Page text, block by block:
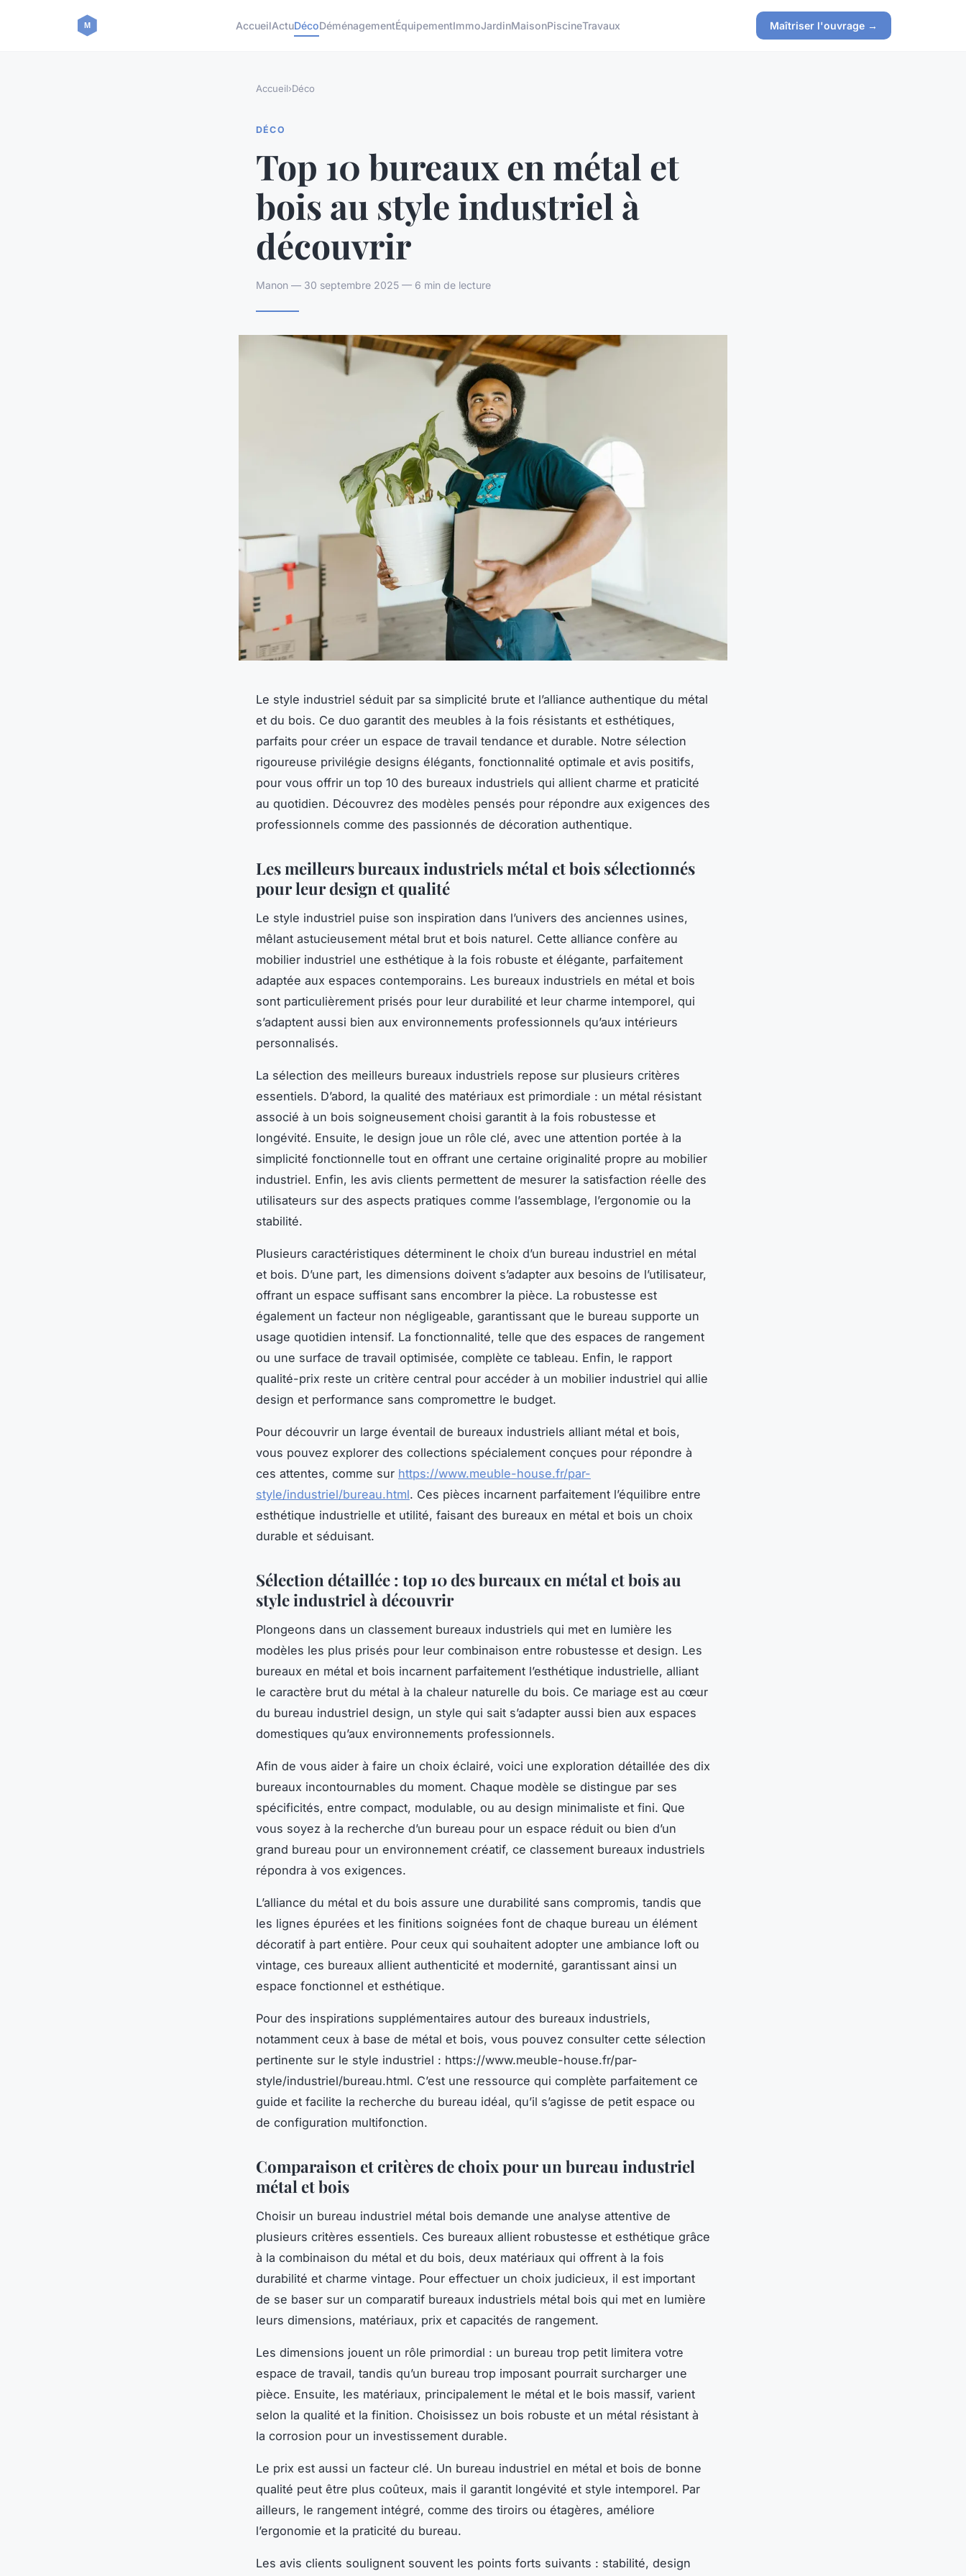
AccueilActuDécoDéménagementÉquipementImmoJardinMaisonPiscineTravaux Maîtriser l'ouvrage →
Accueil›Déco
DÉCO
Top 10 bureaux en métal et
bois au style industriel à
découvrir
Manon — 30 septembre 2025 — 6 min de lecture
Le style industriel séduit par sa simplicité brute et l’alliance authentique du métal
et du bois. Ce duo garantit des meubles à la fois résistants et esthétiques,
parfaits pour créer un espace de travail tendance et durable. Notre sélection
rigoureuse privilégie designs élégants, fonctionnalité optimale et avis positifs,
pour vous offrir un top 10 des bureaux industriels qui allient charme et praticité
au quotidien. Découvrez des modèles pensés pour répondre aux exigences des
professionnels comme des passionnés de décoration authentique.
Les meilleurs bureaux industriels métal et bois sélectionnés
pour leur design et qualité
Le style industriel puise son inspiration dans l’univers des anciennes usines,
mêlant astucieusement métal brut et bois naturel. Cette alliance confère au
mobilier industriel une esthétique à la fois robuste et élégante, parfaitement
adaptée aux espaces contemporains. Les bureaux industriels en métal et bois
sont particulièrement prisés pour leur durabilité et leur charme intemporel, qui
s’adaptent aussi bien aux environnements professionnels qu’aux intérieurs
personnalisés.
La sélection des meilleurs bureaux industriels repose sur plusieurs critères
essentiels. D’abord, la qualité des matériaux est primordiale : un métal résistant
associé à un bois soigneusement choisi garantit à la fois robustesse et
longévité. Ensuite, le design joue un rôle clé, avec une attention portée à la
simplicité fonctionnelle tout en offrant une certaine originalité propre au mobilier
industriel. Enfin, les avis clients permettent de mesurer la satisfaction réelle des
utilisateurs sur des aspects pratiques comme l’assemblage, l’ergonomie ou la
stabilité.
Plusieurs caractéristiques déterminent le choix d’un bureau industriel en métal
et bois. D’une part, les dimensions doivent s’adapter aux besoins de l’utilisateur,
offrant un espace suffisant sans encombrer la pièce. La robustesse est
également un facteur non négligeable, garantissant que le bureau supporte un
usage quotidien intensif. La fonctionnalité, telle que des espaces de rangement
ou une surface de travail optimisée, complète ce tableau. Enfin, le rapport
qualité-prix reste un critère central pour accéder à un mobilier industriel qui allie
design et performance sans compromettre le budget.
Pour découvrir un large éventail de bureaux industriels alliant métal et bois,
vous pouvez explorer des collections spécialement conçues pour répondre à
ces attentes, comme sur https://www.meuble-house.fr/par-
style/industriel/bureau.html. Ces pièces incarnent parfaitement l’équilibre entre
esthétique industrielle et utilité, faisant des bureaux en métal et bois un choix
durable et séduisant.
Sélection détaillée : top 10 des bureaux en métal et bois au
style industriel à découvrir
Plongeons dans un classement bureaux industriels qui met en lumière les
modèles les plus prisés pour leur combinaison entre robustesse et design. Les
bureaux en métal et bois incarnent parfaitement l’esthétique industrielle, alliant
le caractère brut du métal à la chaleur naturelle du bois. Ce mariage est au cœur
du bureau industriel design, un style qui sait s’adapter aussi bien aux espaces
domestiques qu’aux environnements professionnels.
Afin de vous aider à faire un choix éclairé, voici une exploration détaillée des dix
bureaux incontournables du moment. Chaque modèle se distingue par ses
spécificités, entre compact, modulable, ou au design minimaliste et fini. Que
vous soyez à la recherche d’un bureau pour un espace réduit ou bien d’un
grand bureau pour un environnement créatif, ce classement bureaux industriels
répondra à vos exigences.
L’alliance du métal et du bois assure une durabilité sans compromis, tandis que
les lignes épurées et les finitions soignées font de chaque bureau un élément
décoratif à part entière. Pour ceux qui souhaitent adopter une ambiance loft ou
vintage, ces bureaux allient authenticité et modernité, garantissant ainsi un
espace fonctionnel et esthétique.
Pour des inspirations supplémentaires autour des bureaux industriels,
notamment ceux à base de métal et bois, vous pouvez consulter cette sélection
pertinente sur le style industriel : https://www.meuble-house.fr/par-
style/industriel/bureau.html. C’est une ressource qui complète parfaitement ce
guide et facilite la recherche du bureau idéal, qu’il s’agisse de petit espace ou
de configuration multifonction.
Comparaison et critères de choix pour un bureau industriel
métal et bois
Choisir un bureau industriel métal bois demande une analyse attentive de
plusieurs critères essentiels. Ces bureaux allient robustesse et esthétique grâce
à la combinaison du métal et du bois, deux matériaux qui offrent à la fois
durabilité et charme vintage. Pour effectuer un choix judicieux, il est important
de se baser sur un comparatif bureaux industriels métal bois qui met en lumière
leurs dimensions, matériaux, prix et capacités de rangement.
Les dimensions jouent un rôle primordial : un bureau trop petit limitera votre
espace de travail, tandis qu’un bureau trop imposant pourrait surcharger une
pièce. Ensuite, les matériaux, principalement le métal et le bois massif, varient
selon la qualité et la finition. Choisissez un bois robuste et un métal résistant à
la corrosion pour un investissement durable.
Le prix est aussi un facteur clé. Un bureau industriel en métal et bois de bonne
qualité peut être plus coûteux, mais il garantit longévité et style intemporel. Par
ailleurs, le rangement intégré, comme des tiroirs ou étagères, améliore
l’ergonomie et la praticité du bureau.
Les avis clients soulignent souvent les points forts suivants : stabilité, design